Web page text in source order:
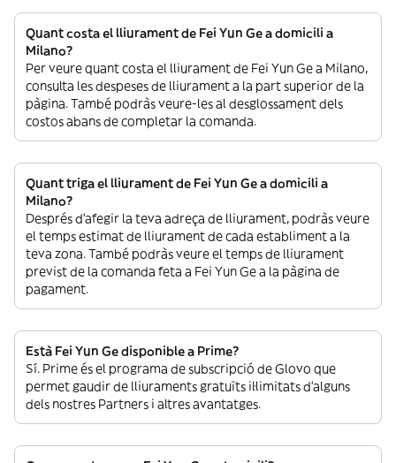
Quant costa el lliurament de Fei Yun Ge a domicili a
Milano?
Per veure quant costa el lliurament de Fei Yun Ge a Milano,
consulta les despeses de lliurament a la part superior de la
pàgina. També podràs veure-les al desglossament dels
costos abans de completar la comanda.
Quant triga el lliurament de Fei Yun Ge a domicili a
Milano?
Després d’afegir la teva adreça de lliurament, podràs veure
el temps estimat de lliurament de cada establiment a la
teva zona. També podràs veure el temps de lliurament
previst de la comanda feta a Fei Yun Ge a la pàgina de
pagament.
Està Fei Yun Ge disponible a Prime?
Sí. Prime és el programa de subscripció de Glovo que
permet gaudir de lliuraments gratuïts il·limitats d’alguns
dels nostres Partners i altres avantatges.